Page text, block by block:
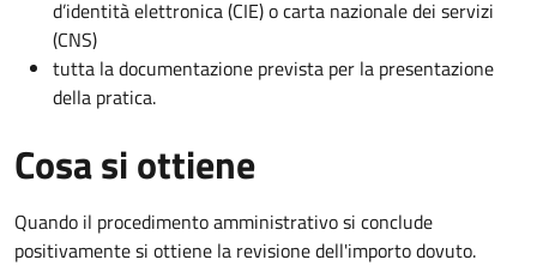
d’identità elettronica (CIE) o carta nazionale dei servizi
(CNS)
tutta la documentazione prevista per la presentazione
della pratica.
Cosa si ottiene
Quando il procedimento amministrativo si conclude
positivamente si ottiene la revisione dell'importo dovuto.